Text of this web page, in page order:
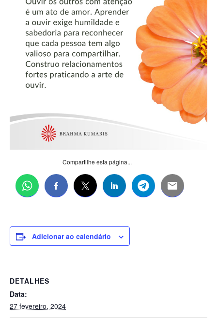
Compartilhe esta página...
Adicionar ao calendário
DETALHES
Data:
27 fevereiro, 2024